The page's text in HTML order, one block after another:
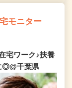
モニター
宅ワーク♪扶養
◎@千葉県